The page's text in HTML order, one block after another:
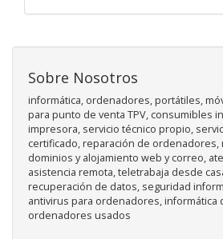
Sobre Nosotros
informática, ordenadores, portátiles,
para punto de venta TPV, consumibles
impresora, servicio técnico propio,
certificado, reparación de ordenadores,
dominios y alojamiento web y correo,
asistencia remota, teletrabaja desde
recuperación de datos, seguridad
antivirus para ordenadores, informática
ordenadores usados